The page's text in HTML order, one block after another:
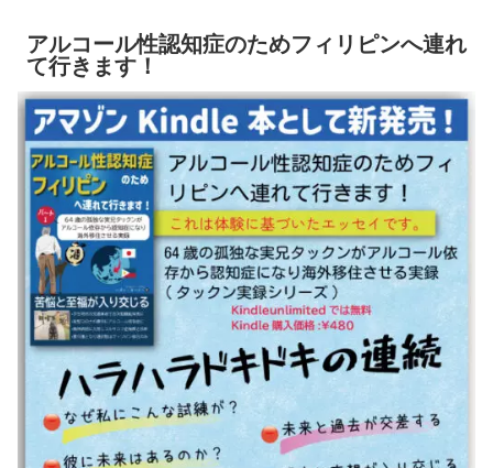
アルコール性認知症のためフィリピンへ連れ
て行きます！